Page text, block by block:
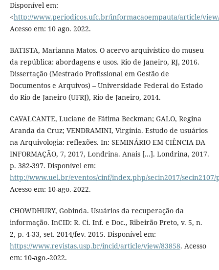
Disponível em:
<http://www.periodicos.ufc.br/informacaoempauta/article/
Acesso em: 10 ago. 2022.
BATISTA, Marianna Matos. O acervo arquivístico do museu
da república: abordagens e usos. Rio de Janeiro, RJ, 2016.
Dissertação (Mestrado Profissional em Gestão de
Documentos e Arquivos) – Universidade Federal do Estado
do Rio de Janeiro (UFRJ), Rio de Janeiro, 2014.
CAVALCANTE, Luciane de Fátima Beckman; GALO, Regina
Aranda da Cruz; VENDRAMINI, Virgínia. Estudo de usuários
na Arquivologia: reflexões. In: SEMINÁRIO EM CIÊNCIA DA
INFORMAÇÃO, 7, 2017, Londrina. Anais [...]. Londrina, 2017.
p. 382-397. Disponível em:
http://www.uel.br/eventos/cinf/index.php/secin2017/
Acesso em: 10-ago.-2022.
CHOWDHURY, Gobinda. Usuários da recuperação da
informação. InCID: R. Ci. Inf. e Doc., Ribeirão Preto, v. 5, n.
2, p. 4-33, set. 2014/fev. 2015. Disponível em:
https://www.revistas.usp.br/incid/article/view/83858. Acesso
em: 10-ago.-2022.